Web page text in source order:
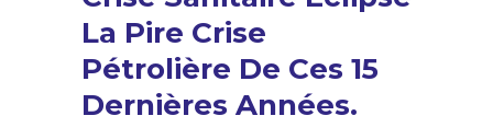
La Pire Crise
Pétrolière De Ces 15
Dernières Années.